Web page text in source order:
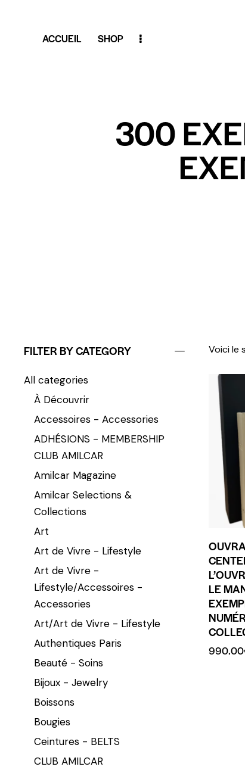
ACCUEIL SHOP
300
Voici le
LE
990.00
FILTER BY CATEGORY
All categories
À Découvrir
Accessoires - Accessories
ADHÉSIONS - MEMBERSHIP
CLUB AMILCAR
Amilcar Magazine
Amilcar Selections &
Collections
Art
Art de Vivre - Lifestyle
Art de Vivre -
Lifestyle/Accessoires -
Accessories
Art/Art de Vivre - Lifestyle
Authentiques Paris
Beauté - Soins
Bijoux - Jewelry
Boissons
Bougies
Ceintures - BELTS
CLUB AMILCAR